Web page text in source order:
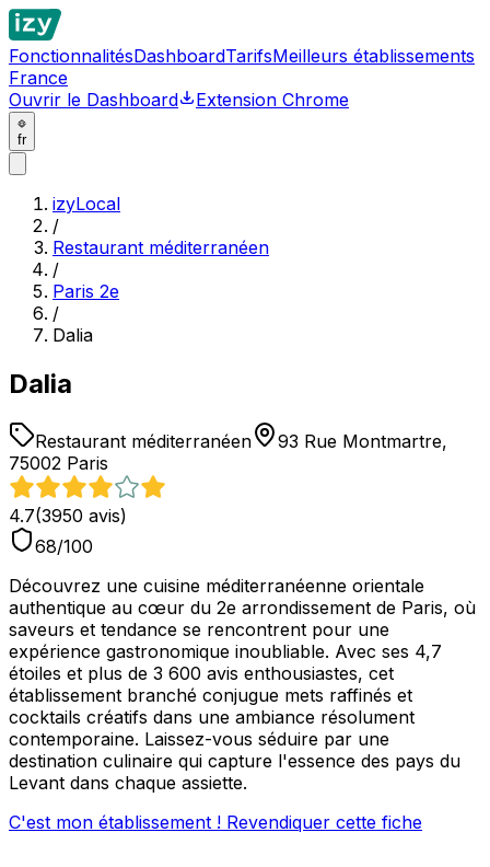
FonctionnalitésDashboardTarifsMeilleurs établissements
France
Ouvrir le Dashboard
Extension Chrome
fr
izyLocal
/
Restaurant méditerranéen
/
Paris 2e
/
Dalia
Dalia
Restaurant méditerranéen
93 Rue Montmartre,
75002 Paris
4.7(3950 avis)
68/100
Découvrez une cuisine méditerranéenne orientale
authentique au cœur du 2e arrondissement de Paris, où
saveurs et tendance se rencontrent pour une
expérience gastronomique inoubliable. Avec ses 4,7
étoiles et plus de 3 600 avis enthousiastes, cet
établissement branché conjugue mets raffinés et
cocktails créatifs dans une ambiance résolument
contemporaine. Laissez-vous séduire par une
destination culinaire qui capture l'essence des pays du
Levant dans chaque assiette.
C'est mon établissement ! Revendiquer cette fiche